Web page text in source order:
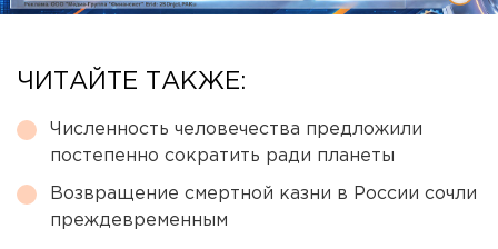
ЧИТАЙТЕ ТАКЖЕ:
Численность человечества предложили
постепенно сократить ради планеты
Возвращение смертной казни в России сочли
преждевременным